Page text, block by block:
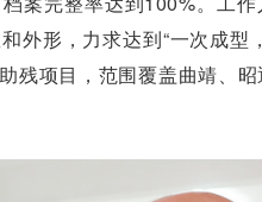
形，力求达到“一次成型，
残项目，范围覆盖曲靖、